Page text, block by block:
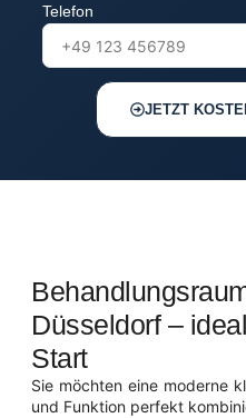
Telefon
JETZT
Düsseldorf –
Start
Sie möchten eine moderne
und Funktion perfekt